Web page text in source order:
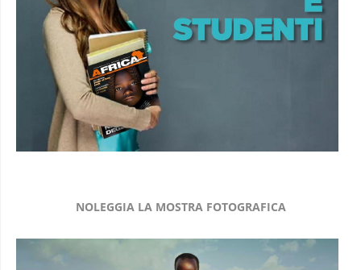
NOLEGGIA LA MOSTRA FOTOGRAFICA